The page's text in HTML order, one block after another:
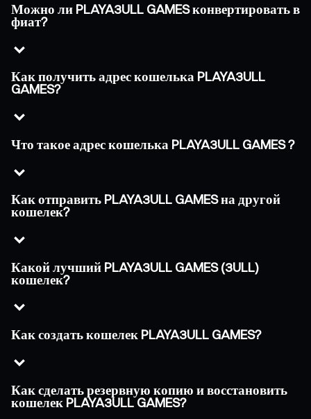
Можно ли PLAYA3ULL GAMES конвертировать в
фиат?
Как получить адрес кошелька PLAYA3ULL
GAMES?
Что такое адрес кошелька PLAYA3ULL GAMES ?
Как отправить PLAYA3ULL GAMES на другой
кошелек?
Какой лучший PLAYA3ULL GAMES (3ULL)
кошелек?
Как создать кошелек PLAYA3ULL GAMES?
Как сделать резервную копию и восстановить
кошелек PLAYA3ULL GAMES?